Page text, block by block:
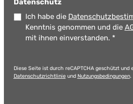
Datenschutz
Ich habe die
Kenntnis genommen und die
mit ihnen einverstanden. *
Diese Seite ist durch reCAPTCHA geschützt und
Datenschutzrichtlinieund Nutzungsbedingungen.